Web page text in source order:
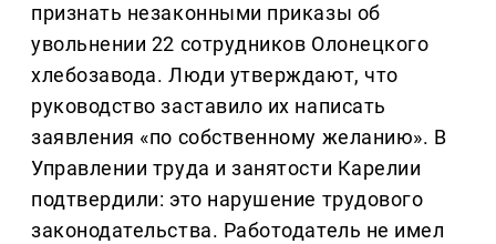
признать незаконными приказы об
увольнении 22 сотрудников Олонецкого
хлебозавода. Люди утверждают, что
руководство заставило их написать
заявления «по собственному желанию». В
Управлении труда и занятости Карелии
подтвердили: это нарушение трудового
законодательства. Работодатель не имел